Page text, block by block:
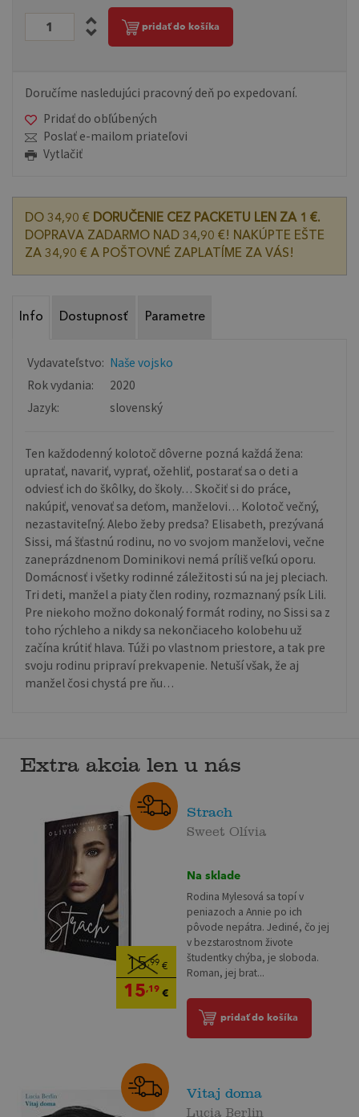
pridať do košíka
Doručíme nasledujúci pracovný deň po expedovaní.
Pridať do obľúbených
Poslať e-mailom priateľovi
Vytlačiť
DO 34,90 € DORUČENIE CEZ PACKETU LEN ZA 1 €.
DOPRAVA ZADARMO NAD 34,90 €! NAKÚPTE EŠTE
ZA 34,90 € A POŠTOVNÉ ZAPLATÍME ZA VÁS!
Info Dostupnosť Parametre
Vydavateľstvo: Naše vojsko
Rok vydania:
2020
Jazyk:
slovenský
Ten každodenný kolotoč dôverne pozná každá žena:
upratať, navariť, vyprať, ožehliť, postarať sa o deti a
odviesť ich do škôlky, do školy… Skočiť si do práce,
nakúpiť, venovať sa deťom, manželovi… Kolotoč večný,
nezastaviteľný. Alebo žeby predsa? Elisabeth, prezývaná
Sissi, má šťastnú rodinu, no vo svo­jom manželovi, večne
zaneprázdnenom Dominikovi nemá príliš veľkú oporu.
Domácnosť i všetky rodinné záležitosti sú na jej pleciach.
Tri deti, manžel a piaty člen rodiny, rozmaznaný psík Lili.
Pre niekoho možno dokonalý formát rodiny, no Sissi sa z
toho rýchleho a nikdy sa ne­končiaceho kolobehu už
začína krútiť hlava. Túži po vlastnom priestore, a tak pre
svoju rodinu pripraví prekvapenie. Netuší však, že aj
manžel čosi chystá pre ňu…
Extra akcia len u nás
15,99 €
15,19€
Strach
Sweet Olívia
Na sklade
Rodina Mylesová sa topí v
peniazoch a Annie po ich
pôvode nepátra. Jediné, čo jej
v bezstarostnom živote
študentky chýba, je sloboda.
Roman, jej brat...
pridať do košíka
Vitaj doma
Lucia Berlin